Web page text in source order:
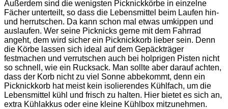
Außerdem sind die wenigsten Picknickkörbe in einzelne
Fächer unterteilt, so dass die Lebensmittel beim Laufen hin-
und herrutschen. Da kann schon mal etwas umkippen und
auslaufen. Wer seine Picknicks gerne mit dem Fahrrad
angeht, dem wird sicher ein Picknickkorb lieber sein. Denn
die Körbe lassen sich ideal auf dem Gepäckträger
festmachen und verrutschen auch bei holprigen Pisten nicht
so schnell, wie ein Rucksack. Man sollte aber darauf achten,
dass der Korb nicht zu viel Sonne abbekommt, denn ein
Picknickkorb hat meist kein isolierendes Kühlfach, um die
Lebensmittel kühl und frisch zu halten. Hier bietet es sich an,
extra Kühlakkus oder eine kleine Kühlbox mitzunehmen.